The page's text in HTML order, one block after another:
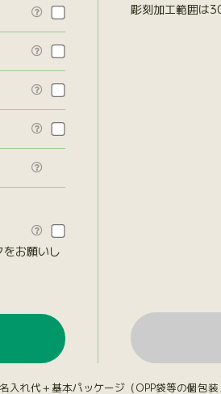






お願いし
彫刻加工範囲は
入れ代＋基本パッケージ（OPP袋等の個包